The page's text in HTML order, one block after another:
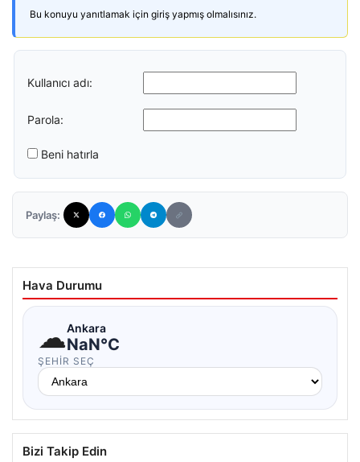
Bu konuyu yanıtlamak için giriş yapmış olmalısınız.
Kullanıcı adı:
Parola:
Beni hatırla
Paylaş:
Hava Durumu
☁Ankara
NaN°C
ŞEHIR SEÇ
Bizi Takip Edin